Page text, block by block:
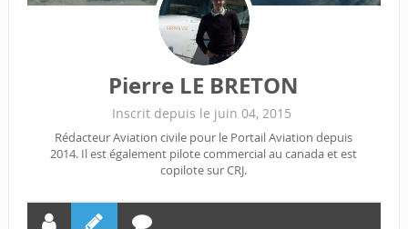
Pierre LE BRETON
Inscrit depuis le juin 04, 2015
Rédacteur Aviation civile pour le Portail Aviation depuis
2014. Il est également pilote commercial au canada et est
copilote sur CRJ.